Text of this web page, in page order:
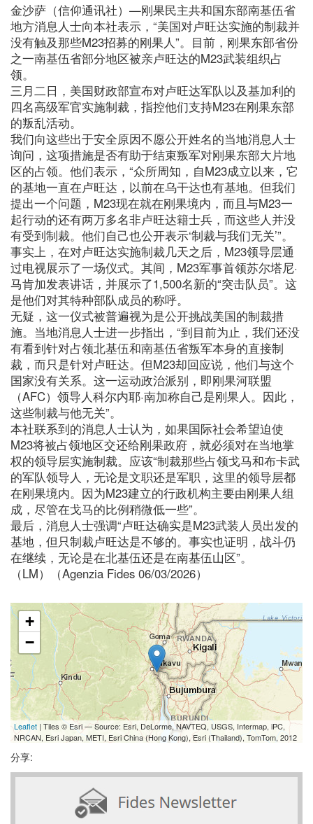
金沙萨（信仰通讯社）—刚果民主共和国东部南基伍省
地方消息人士向本社表示，“美国对卢旺达实施的制裁并
没有触及那些M23招募的刚果人”。目前，刚果东部省份
之一南基伍省部分地区被亲卢旺达的M23武装组织占
领。
三月二日，美国财政部宣布对卢旺达军队以及基加利的
四名高级军官实施制裁，指控他们支持M23在刚果东部
的叛乱活动。
我们向这些出于安全原因不愿公开姓名的当地消息人士
询问，这项措施是否有助于结束叛军对刚果东部大片地
区的占领。他们表示，“众所周知，自M23成立以来，它
的基地一直在卢旺达，以前在乌干达也有基地。但我们
提出一个问题，M23现在就在刚果境内，而且与M23一
起行动的还有两万多名非卢旺达籍士兵，而这些人并没
有受到制裁。他们自己也公开表示‘制裁与我们无关’”。
事实上，在对卢旺达实施制裁几天之后，M23领导层通
过电视展示了一场仪式。其间，M23军事首领苏尔塔尼·
马肯加发表讲话，并展示了1,500名新的“突击队员”。这
是他们对其特种部队成员的称呼。
无疑，这一仪式被普遍视为是公开挑战美国的制裁措
施。当地消息人士进一步指出，“到目前为止，我们还没
有看到针对占领北基伍和南基伍省叛军本身的直接制
裁，而只是针对卢旺达。但M23却回应说，他们与这个
国家没有关系。这一运动政治派别，即刚果河联盟
（AFC）领导人科尔内耶·南加称自己是刚果人。因此，
这些制裁与他无关”。
本社联系到的消息人士认为，如果国际社会希望迫使
M23将被占领地区交还给刚果政府，就必须对在当地掌
权的领导层实施制裁。应该“制裁那些占领戈马和布卡武
的军队领导人，无论是文职还是军职，这里的领导层都
在刚果境内。因为M23建立的行政机构主要由刚果人组
成，尽管在戈马的比例稍微低一些”。
最后，消息人士强调“卢旺达确实是M23武装人员出发的
基地，但只制裁卢旺达是不够的。事实也证明，战斗仍
在继续，无论是在北基伍还是在南基伍山区”。
（LM）（Agenzia Fides 06/03/2026）
+
−
Leaflet | Tiles © Esri — Source: Esri, DeLorme, NAVTEQ, USGS, Intermap, iPC,
NRCAN, Esri Japan, METI, Esri China (Hong Kong), Esri (Thailand), TomTom, 2012
分享: